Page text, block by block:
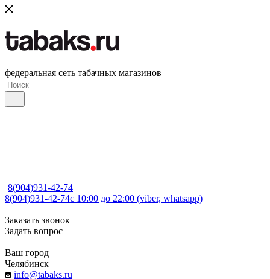
федеральная сеть табачных магазинов
8(904)931-42-74
8(904)931-42-74с 10:00 до 22:00 (viber, whatsapp)
Заказать звонок
Задать вопрос
Ваш город
Челябинск
info@tabaks.ru